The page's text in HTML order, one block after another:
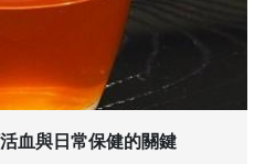
血與日常保健的關鍵